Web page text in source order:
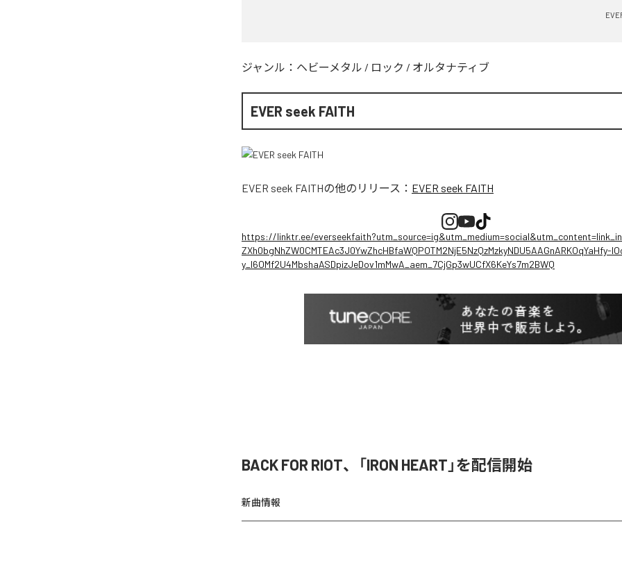
ジャンル： ヘビーメタル / ロック / オルタナティブ
EVER seek FAITH
EVER seek FAITHの他のリリース： EVER seek FAITH
https://linktr.ee/
ZXh0bgNhZW0CMTEAc3J0YwZhcHBfaWQPOTM2NjE5NzQzMzkyNDU5AAGnARKOqYaHfy-
y_l6OMf2U4MbshaASDpizJeDov1mMwA_aem_7CjGp3wUCfX6KeYs7m2BWQ
BACK FOR RIOT、「IRON HEART」を配信開始
新曲情報